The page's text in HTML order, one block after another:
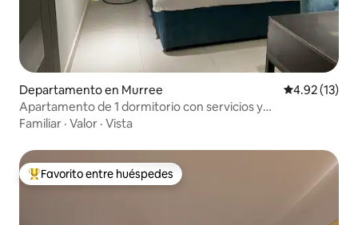
Departamento en Murree Calificación
4.92 (13)
Apartamento de 1 dormitorio con servicios y
aparcamiento gratuito
Familiar · Valor · Vista
De los mejores en Favorito entre huéspedes
Favorito entre huéspedes